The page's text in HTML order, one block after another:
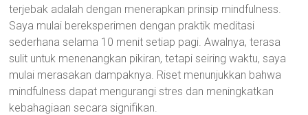
terjebak adalah dengan menerapkan prinsip mindfulness.
Saya mulai bereksperimen dengan praktik meditasi
sederhana selama 10 menit setiap pagi. Awalnya, terasa
sulit untuk menenangkan pikiran, tetapi seiring waktu, saya
mulai merasakan dampaknya. Riset menunjukkan bahwa
mindfulness dapat mengurangi stres dan meningkatkan
kebahagiaan secara signifikan.